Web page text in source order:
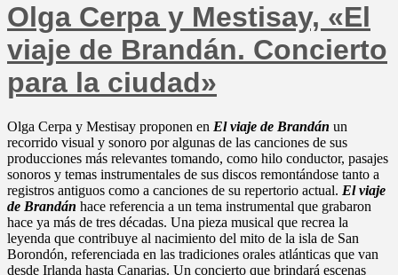
Olga Cerpa y Mestisay, «El
viaje de Brandán. Concierto
para la ciudad»
Olga Cerpa y Mestisay proponen en El viaje de Brandán un
recorrido visual y sonoro por algunas de las canciones de sus
producciones más relevantes tomando, como hilo conductor, pasajes
sonoros y temas instrumentales de sus discos remontándose tanto a
registros antiguos como a canciones de su repertorio actual. El viaje
de Brandán hace referencia a un tema instrumental que grabaron
hace ya más de tres décadas. Una pieza musical que recrea la
leyenda que contribuye al nacimiento del mito de la isla de San
Borondón, referenciada en las tradiciones orales atlánticas que van
desde Irlanda hasta Canarias. Un concierto que brindará escenas